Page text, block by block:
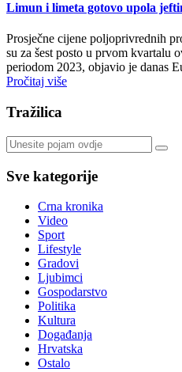
Limun i limeta gotovo upola
Prosječne cijene poljoprivrednih
su za šest posto u prvom kvartalu
periodom 2023, objavio je danas
Pročitaj više
Tražilica
Sve kategorije
Crna kronika
Video
Sport
Lifestyle
Gradovi
Ljubimci
Gospodarstvo
Politika
Kultura
Događanja
Hrvatska
Ostalo